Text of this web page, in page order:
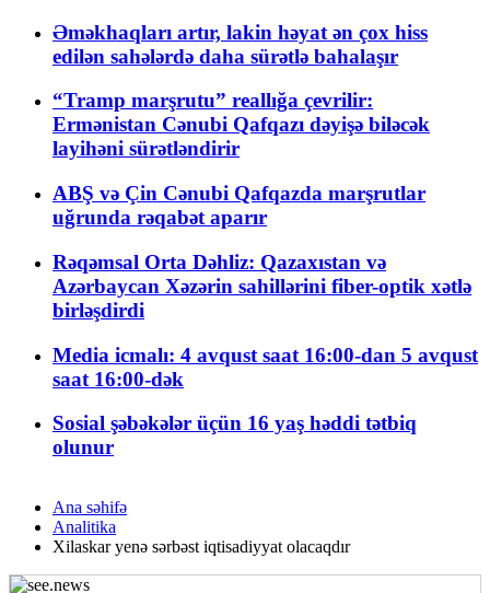
Əməkhaqları artır, lakin həyat ən çox hiss
edilən sahələrdə daha sürətlə bahalaşır
“Tramp marşrutu” reallığa çevrilir:
Ermənistan Cənubi Qafqazı dəyişə biləcək
layihəni sürətləndirir
ABŞ və Çin Cənubi Qafqazda marşrutlar
uğrunda rəqabət aparır
Rəqəmsal Orta Dəhliz: Qazaxıstan və
Azərbaycan Xəzərin sahillərini fiber-optik xətlə
birləşdirdi
Media icmalı: 4 avqust saat 16:00-dan 5 avqust
saat 16:00-dək
Sosial şəbəkələr üçün 16 yaş həddi tətbiq
olunur
Ana səhifə
Analitika
Xilaskar yenə sərbəst iqtisadiyyat olacaqdır